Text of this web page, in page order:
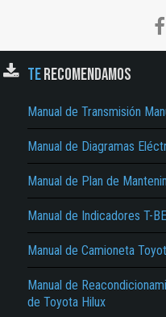
TERECOMENDAMOS
Manual de Transmisión
Manual de Diagramas
Manual de Plan de
Manual de Indicadores T-
Manual de Camioneta
Manual de
de Toyota Hilux
El Título es
Texto o Imagen
No carga o no
Reportar otro